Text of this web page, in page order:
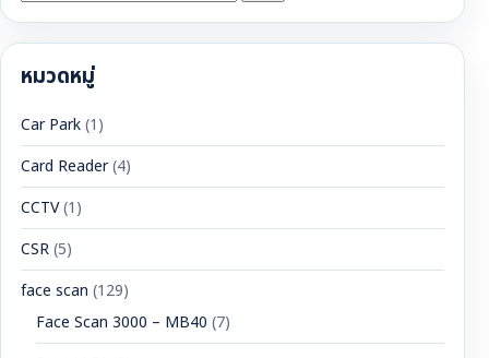
สำหรับ:
หมวดหมู่
Car Park(1)
Card Reader(4)
CCTV(1)
CSR(5)
face scan (129)
Face Scan 3000 – MB40 (7)